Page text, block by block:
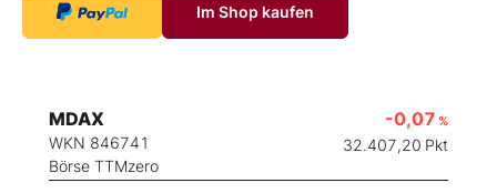
Im Shop kaufen
MDAX
WKN 846741
Börse TTMzero
-0,07 %
32.407,20 Pkt